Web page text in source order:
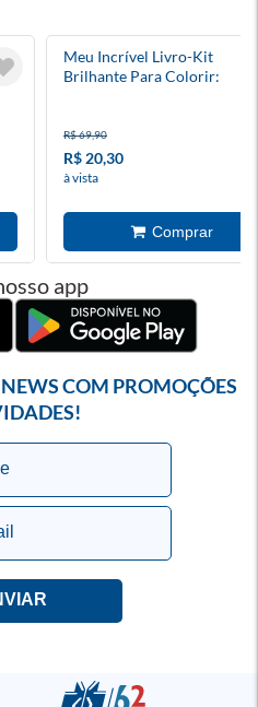
Meu Incrível Livro-Kit
Brilhante Para Colorir:
R$ 69,90
R$ 20,30
à vista
app
COM PROMOÇÕES